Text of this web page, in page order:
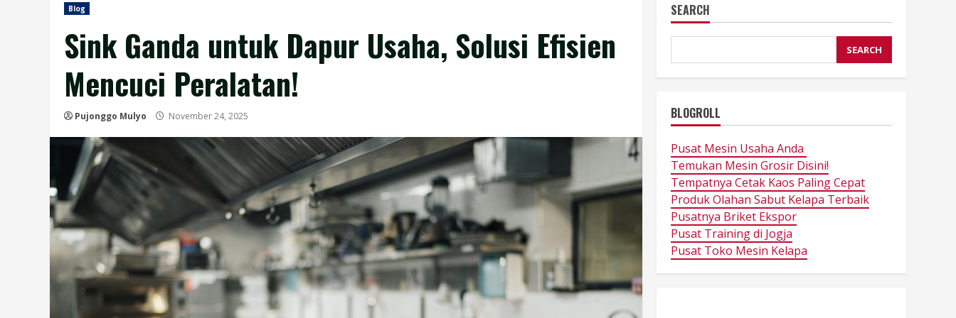
Blog
Sink Ganda untuk Dapur Usaha, Solusi Efisien
Mencuci Peralatan!
Pujonggo Mulyo November 24, 2025
SEARCH
SEARCH
BLOGROLL
Pusat Mesin Usaha Anda
Temukan Mesin Grosir Disini!
Tempatnya Cetak Kaos Paling Cepat
Produk Olahan Sabut Kelapa Terbaik
Pusatnya Briket Ekspor
Pusat Training di Jogja
Pusat Toko Mesin Kelapa